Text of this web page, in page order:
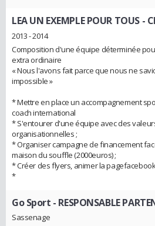
LEA UN EXEMPLE POUR TOUS-
2013 - 2014
Composition d'une équipe déterminée
extra ordinaire
« Nous l'avons fait parce que nous ne
impossible »
* Mettre en place un accompagnement
coach international
* S'entourer d'une équipe avec des
organisationnelles ;
* Organiser campagne de financement
maison du souffle (2000euros) ;
* Créer des flyers, animer la
*
Go Sport - RESPONSABLE
Sassenage